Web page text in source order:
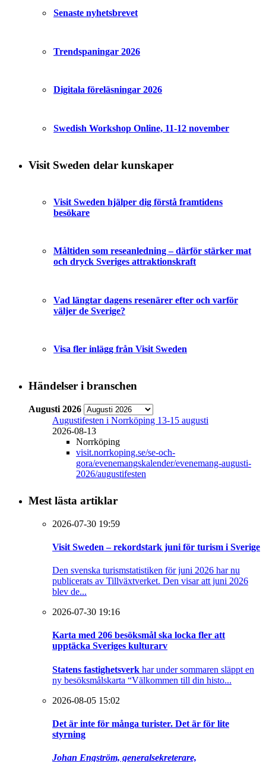
Senaste nyhetsbrevet
Trendspaningar 2026
Digitala föreläsningar 2026
Swedish Workshop Online, 11-12 november
Visit Sweden delar kunskaper
Visit Sweden hjälper dig förstå framtidens
besökare
Måltiden som reseanledning – därför stärker mat
och dryck Sveriges attraktionskraft
Vad längtar dagens resenärer efter och varför
väljer de Sverige?
Visa fler inlägg från Visit Sweden
Händelser i branschen
Augusti 2026
Augustifesten i Norrköping 13-15 augusti
2026-08-13
Norrköping
visit.norrkoping.se/se-och-
gora/evenemangskalender/evenemang-augusti-
2026/augustifesten
Mest lästa artiklar
2026-07-30 19:59
Visit Sweden – rekordstark juni för turism i Sverige
Den svenska turismstatistiken för juni 2026 har nu
publicerats av Tillväxtverket. Den visar att juni 2026
blev de...
2026-07-30 19:16
Karta med 206 besöksmål ska locka fler att
upptäcka Sveriges kulturarv
Statens fastighetsverk har under sommaren släppt en
ny besöksmålskarta “Välkommen till din histo...
2026-08-05 15:02
Det är inte för många turister. Det är för lite
styrning
Johan Engström, generalsekreterare,